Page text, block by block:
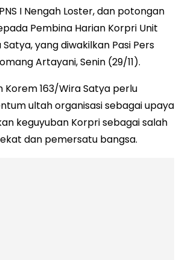
I Nengah Loster, dan potongan
Pembina Harian Korpri Unit
yang diwakilkan Pasi Pers
Artayani, Senin (29/11).
Korem 163/Wira Satya perlu
ultah organisasi sebagai upaya
keguyuban Korpri sebagai salah
dan pemersatu bangsa.